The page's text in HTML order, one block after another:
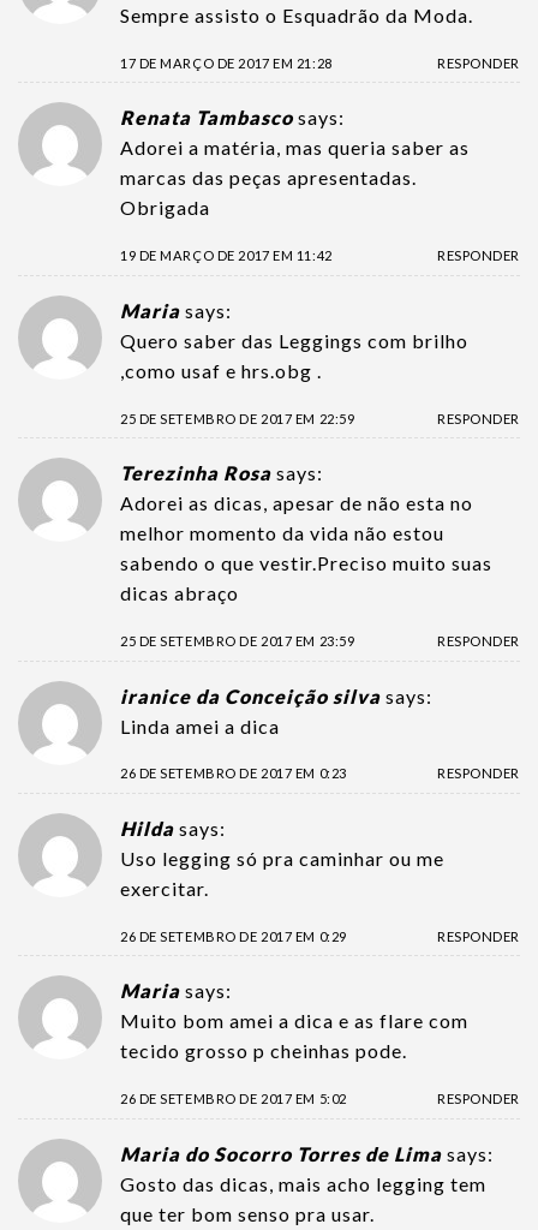
Sempre assisto o Esquadrão da Moda.
17 DE MARÇO DE 2017 EM 21:28 RESPONDER
Renata Tambasco says:
Adorei a matéria, mas queria saber as
marcas das peças apresentadas.
Obrigada
19 DE MARÇO DE 2017 EM 11:42 RESPONDER
Maria says:
Quero saber das Leggings com brilho
,como usaf e hrs.obg .
25 DE SETEMBRO DE 2017 EM 22:59 RESPONDER
Terezinha Rosa says:
Adorei as dicas, apesar de não esta no
melhor momento da vida não estou
sabendo o que vestir.Preciso muito suas
dicas abraço
25 DE SETEMBRO DE 2017 EM 23:59 RESPONDER
iranice da Conceição silva says:
Linda amei a dica
26 DE SETEMBRO DE 2017 EM 0:23 RESPONDER
Hilda says:
Uso legging só pra caminhar ou me
exercitar.
26 DE SETEMBRO DE 2017 EM 0:29 RESPONDER
Maria says:
Muito bom amei a dica e as flare com
tecido grosso p cheinhas pode.
26 DE SETEMBRO DE 2017 EM 5:02 RESPONDER
Maria do Socorro Torres de Lima says:
Gosto das dicas, mais acho legging tem
que ter bom senso pra usar.